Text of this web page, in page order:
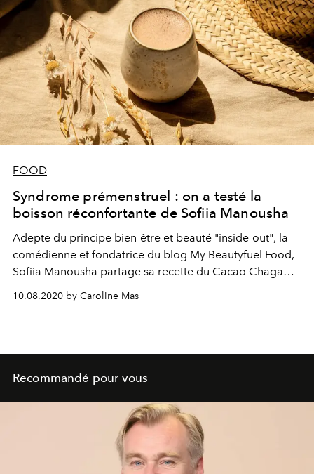
FOOD
Syndrome prémenstruel : on a testé la
boisson réconfortante de Sofiia Manousha
Adepte du principe bien-être et beauté "inside-out", la
comédienne et fondatrice du blog My Beautyfuel Food,
Sofiia Manousha partage sa recette du Cacao Chaga
hautement nutritive idéale pour apaiser le corps et
10.08.2020 by Caroline Mas
Recommandé pour vous